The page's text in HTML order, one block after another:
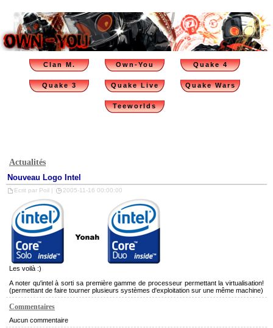
Clan M. Own-You Quake 4
Quake 3 Quake Live Quake Wars
Teeworlds
Actualités
Nouveau Logo Intel
Ecrit par Poil | 2005-11-16 00:00:00
Les voilà :)
A noter qu'intel à sorti sa première gamme de processeur permettant la virtualisation!
(permettant de faire tourner plusieurs systèmes d'exploitation sur une même machine)
Commentaires
Aucun commentaire